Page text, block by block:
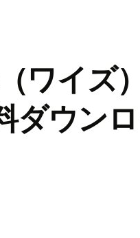
ワイズ
ダウン